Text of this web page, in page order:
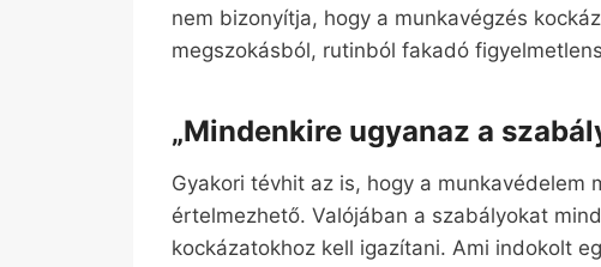
nem bizonyítja, hogy a munkavégzés
megszokásból, rutinból fakadó
„Mindenkire ugyanaz a
Gyakori tévhit az is, hogy a munkavédelem
értelmezhető. Valójában a szabályokat
kockázatokhoz kell igazítani. Ami indokolt